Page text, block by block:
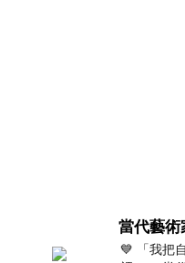
💙 「我把